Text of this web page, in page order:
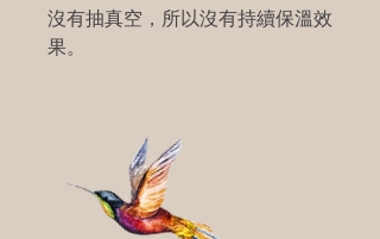
沒有抽真空，所以沒有持續保溫效
果。